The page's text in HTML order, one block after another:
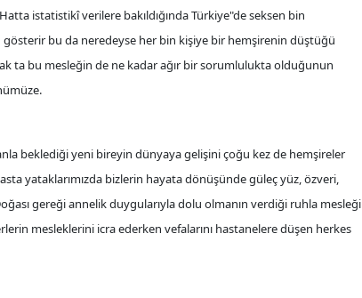
istatistikî verilere bakıldığında Türkiye"de seksen bin
bu da neredeyse her bin kişiye bir hemşirenin düştüğü
ta bu mesleğin de ne kadar ağır bir sorumlulukta olduğunun
beklediği yeni bireyin dünyaya gelişini çoğu kez de hemşireler
yataklarımızda bizlerin hayata dönüşünde güleç yüz, özveri,
gereği annelik duygularıyla dolu olmanın verdiği ruhla mesleği
mesleklerini icra ederken vefalarını hastanelere düşen herkes